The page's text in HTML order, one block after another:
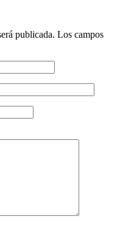
publicada. Los campos